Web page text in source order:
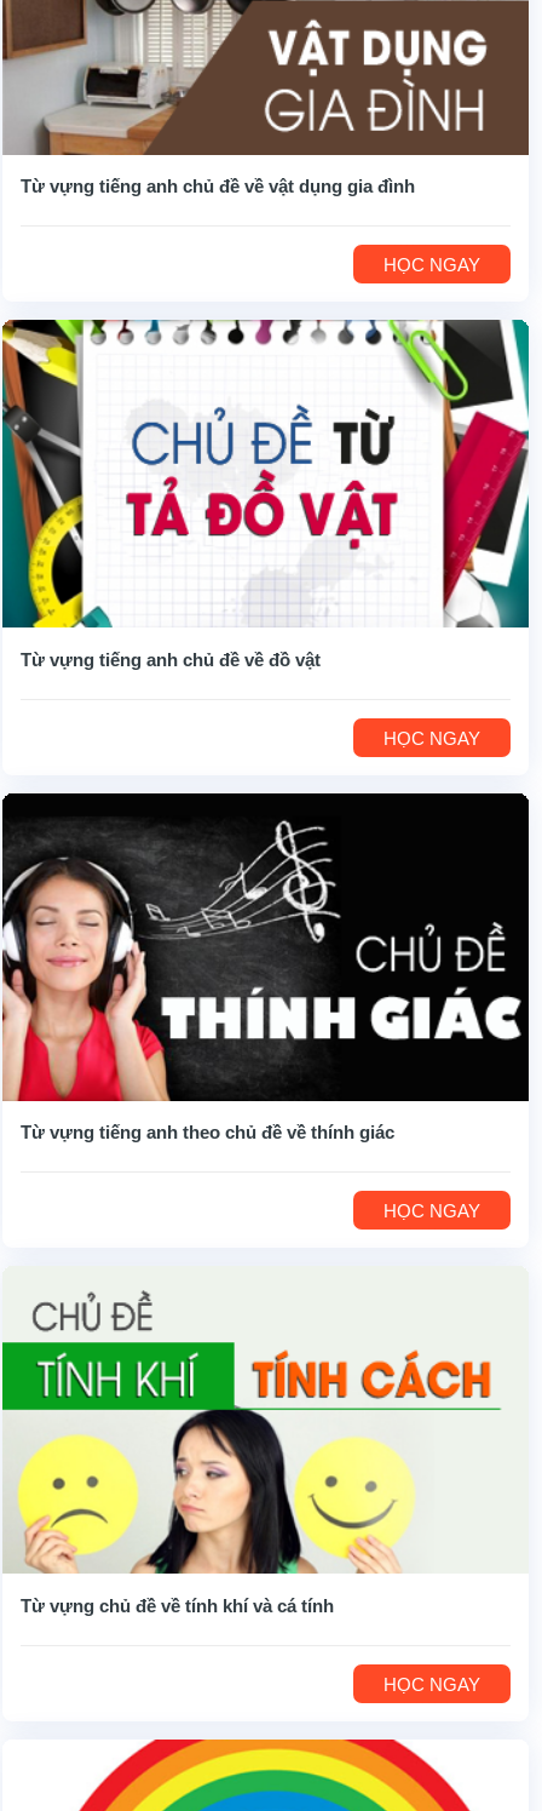
Từ vựng tiếng anh chủ đề về vật dụng gia đình
HỌC NGAY
Từ vựng tiếng anh chủ đề về đồ vật
HỌC NGAY
Từ vựng tiếng anh theo chủ đề về thính giác
HỌC NGAY
Từ vựng chủ đề về tính khí và cá tính
HỌC NGAY